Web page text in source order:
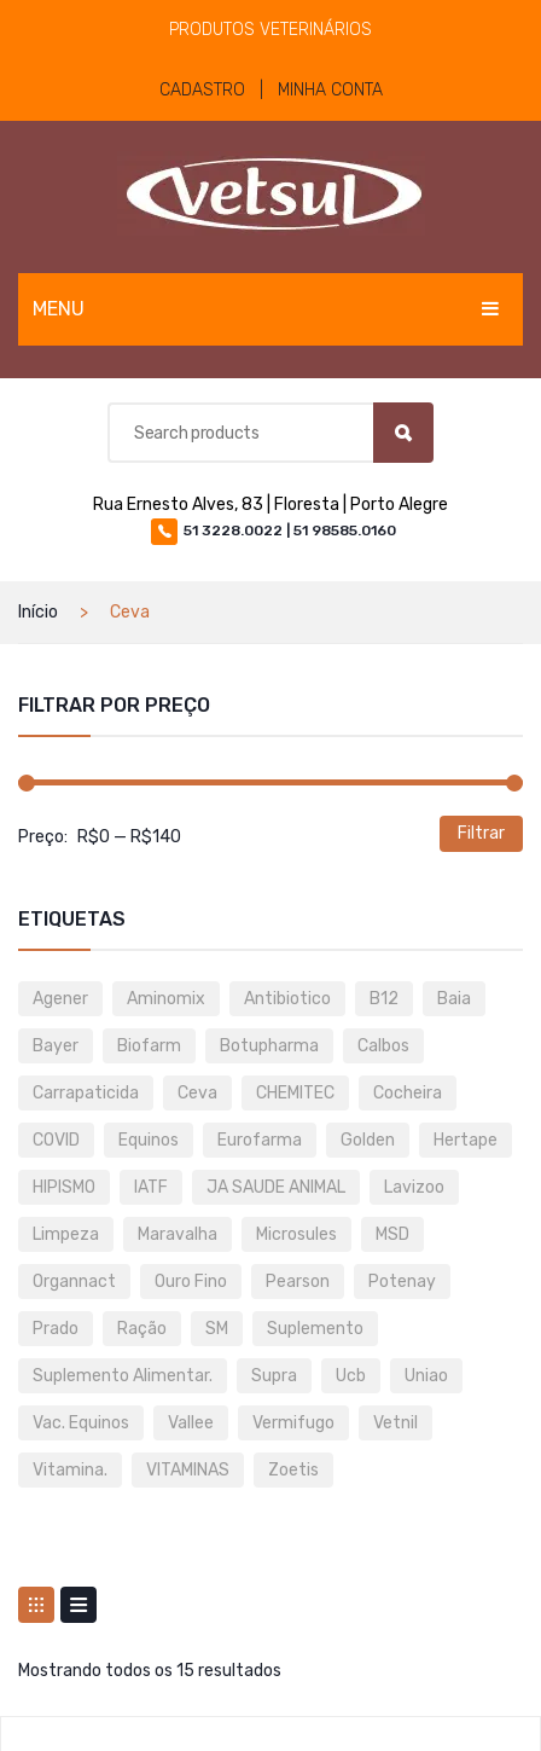
PRODUTOS VETERINÁRIOS
CADASTRO | MINHA CONTA
MENU
EQUINOS
BOVINOS E OVINOS
MATERIAIS E EQUIPAMENTOS
Rua Ernesto Alves, 83 | Floresta | Porto Alegre
51 3228.0022 | 51 98585.0160
Início Ceva
FILTRAR POR PREÇO
Filtrar
Preço: R$0 — R$140
ETIQUETAS
Agener Aminomix Antibiotico B12 Baia
Bayer Biofarm Botupharma Calbos
Carrapaticida Ceva CHEMITEC Cocheira
COVID Equinos Eurofarma Golden Hertape
HIPISMO IATF JA SAUDE ANIMAL Lavizoo
Limpeza Maravalha Microsules MSD
Organnact Ouro Fino Pearson Potenay
Prado Ração SM Suplemento
Suplemento Alimentar. Supra Ucb Uniao
Vac. Equinos Vallee Vermifugo Vetnil
Vitamina. VITAMINAS Zoetis
Mostrando todos os 15 resultados